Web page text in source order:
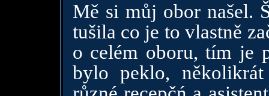
Mě si můj obor našel.
tušila co je to vlastně
o celém oboru, tím je
bylo peklo,